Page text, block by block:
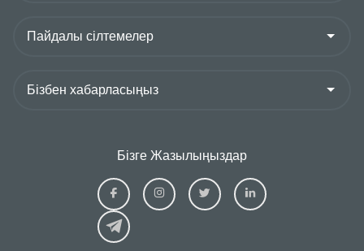
Бізге Жазылыңыздар
Ziraat
Kazakhstan
Facebook
Ziraat
Kazakhstan
Ziraat
Kazakhstan
Ziraat